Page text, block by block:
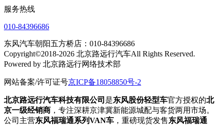
服务热线
010-84396686
东风汽车朝阳五方桥店：010-84396686
Copyright©2018-2026 北京路远行汽车All Rights Reserved.
Powered by 北京路远行网络技术部
网站备案/许可证号京ICP备18058850号-2
北京路远行汽车科技有限公司 是东风股份轻型车官方授权的北
京一级经销商 ，专注深耕京津冀新能源城配与客货两用市场。
公司主营东风福瑞通系列VAN车 ，重磅现货发售东风福瑞通